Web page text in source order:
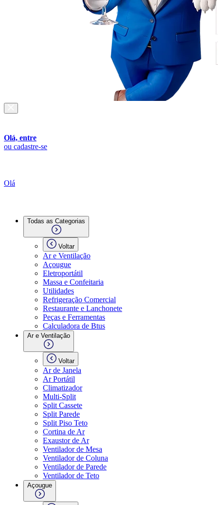
Olá, entre
ou cadastre-se
Olá
Todas as Categorias
Voltar
Ar e Ventilação
Açougue
Eletroportátil
Massa e Confeitaria
Utilidades
Refrigeração Comercial
Restaurante e Lanchonete
Peças e Ferramentas
Calculadora de Btus
Ar e Ventilação
Voltar
Ar de Janela
Ar Portátil
Climatizador
Multi-Split
Split Cassete
Split Parede
Split Piso Teto
Cortina de Ar
Exaustor de Ar
Ventilador de Mesa
Ventilador de Coluna
Ventilador de Parede
Ventilador de Teto
Açougue